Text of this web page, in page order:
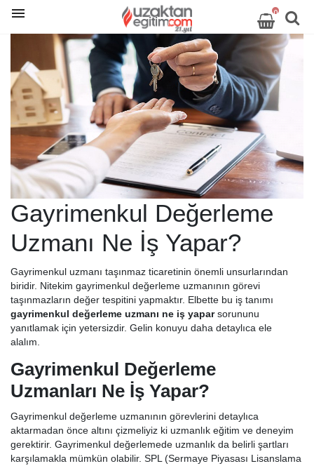
0
Gayrimenkul Değerleme
Uzmanı Ne İş Yapar?
Gayrimenkul uzmanı taşınmaz ticaretinin önemli unsurlarından
biridir. Nitekim gayrimenkul değerleme uzmanının görevi
taşınmazların değer tespitini yapmaktır. Elbette bu iş tanımı
gayrimenkul değerleme uzmanı ne iş yaparsorununu
yanıtlamak için yetersizdir. Gelin konuyu daha detaylıca ele
alalım.
Gayrimenkul Değerleme
Uzmanları Ne İş Yapar?
Gayrimenkul değerleme uzmanının görevlerini detaylıca
aktarmadan önce altını çizmeliyiz ki uzmanlık eğitim ve deneyim
gerektirir. Gayrimenkul değerlemede uzmanlık da belirli şartları
karşılamakla mümkün olabilir. SPL (Sermaye Piyasası Lisanslama